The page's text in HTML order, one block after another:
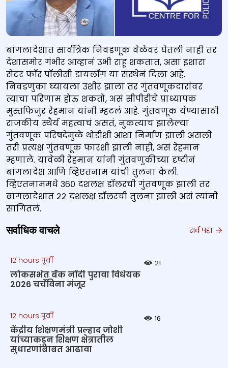
बांगलादेशात सार्वत्रिक निवडणूक वेळेवर घेतली नाही तर
देशासमोर गंभीर आव्हानं उभी राहू शकतात, असा इशारा
सेंटर फॉर पॉलीसी डायलॉग या संस्थेनं दिला आहे.
निवडणुका घ्यायला उशीर झाला तर गुंतवणूकदारांवर
त्याचा परिणाम होऊ शकतो, असं सीपीडीचे प्राध्यापक
मुस्तफिजुर रेहमान यांनी म्हटलं आहे. गुंतवणूक येण्यासाठी
राजकीय स्थैर्य महत्वाचं असतं, नुकत्याच झालेल्या
गुंतवणूक परिषदेमुळे थोडीशी आशा निर्माण झाली असली
तरी प्रत्यक्ष गुंतवणूक फारशी झाली नाही, असं रेहमान
म्हणाले. यावेळी रेहमान यांनी गुंतवणुकीच्या दृष्टीनं
बांगलादेश आणि व्हिएतनाम यांची तुलना केली.
व्हिएतनाममधे ३६० दशलक्ष डॉलरची गुंतवणूक झाली तर
बांगलादेशात २२ दशलक्ष डॉलरची तुलना झाली असं त्यांनी
सांगितलं.
सर्वाधिक वाचले सर्व पहा
12 hours पूर्वी 21
लोकसभेत बँक नोंदी पुरावा विधेयक
2026 चर्चेविना मंजूर
12 hours पूर्वी 16
केंद्रीय शिक्षणमंत्री प्रल्हाद जोशी
यांच्याकडून शिक्षण क्षेत्रातील
सुधारणांबाबत आढावा